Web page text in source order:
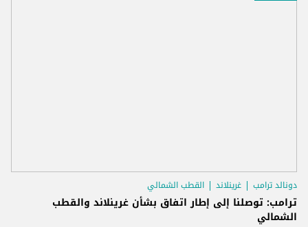
دونالد ترامب غرينلاند القطب الشمالي
ترامب: توصلنا إلى إطار اتفاق بشأن غرينلاند والقطب
الشمالي